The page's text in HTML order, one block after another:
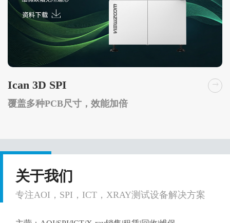
Ican 3D SPI
覆盖多种PCB尺寸，效能加倍
关于我们
专注AOI，SPI，ICT，XRAY测试设备解决方案